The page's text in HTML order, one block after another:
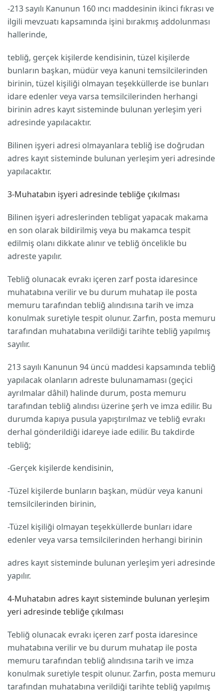
-213 sayılı Kanunun 160 ıncı maddesinin ikinci fıkrası ve
ilgili mevzuatı kapsamında işini bırakmış addolunması
hallerinde,
tebliğ, gerçek kişilerde kendisinin, tüzel kişilerde
bunların başkan, müdür veya kanuni temsilcilerinden
birinin, tüzel kişiliği olmayan teşekküllerde ise bunları
idare edenler veya varsa temsilcilerinden herhangi
birinin adres kayıt sisteminde bulunan yerleşim yeri
adresinde yapılacaktır.
Bilinen işyeri adresi olmayanlara tebliğ ise doğrudan
adres kayıt sisteminde bulunan yerleşim yeri adresinde
yapılacaktır.
3-Muhatabın işyeri adresinde tebliğe çıkılması
Bilinen işyeri adreslerinden tebligat yapacak makama
en son olarak bildirilmiş veya bu makamca tespit
edilmiş olanı dikkate alınır ve tebliğ öncelikle bu
adreste yapılır.
Tebliğ olunacak evrakı içeren zarf posta idaresince
muhatabına verilir ve bu durum muhatap ile posta
memuru tarafından tebliğ alındısına tarih ve imza
konulmak suretiyle tespit olunur. Zarfın, posta memuru
tarafından muhatabına verildiği tarihte tebliğ yapılmış
sayılır.
213 sayılı Kanunun 94 üncü maddesi kapsamında tebliğ
yapılacak olanların adreste bulunamaması (geçici
ayrılmalar dâhil) halinde durum, posta memuru
tarafından tebliğ alındısı üzerine şerh ve imza edilir. Bu
durumda kapıya pusula yapıştırılmaz ve tebliğ evrakı
derhal gönderildiği idareye iade edilir. Bu takdirde
tebliğ;
-Gerçek kişilerde kendisinin,
-Tüzel kişilerde bunların başkan, müdür veya kanuni
temsilcilerinden birinin,
-Tüzel kişiliği olmayan teşekküllerde bunları idare
edenler veya varsa temsilcilerinden herhangi birinin
adres kayıt sisteminde bulunan yerleşim yeri adresinde
yapılır.
4-Muhatabın adres kayıt sisteminde bulunan yerleşim
yeri adresinde tebliğe çıkılması
Tebliğ olunacak evrakı içeren zarf posta idaresince
muhatabına verilir ve bu durum muhatap ile posta
memuru tarafından tebliğ alındısına tarih ve imza
konulmak suretiyle tespit olunur. Zarfın, posta memuru
tarafından muhatabına verildiği tarihte tebliğ yapılmış